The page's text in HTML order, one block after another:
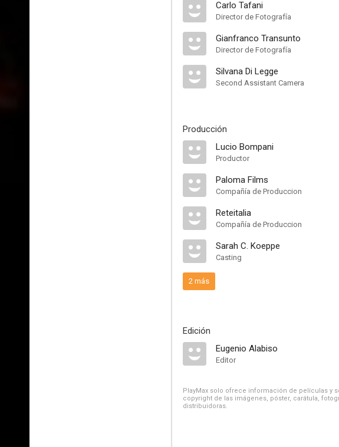
Carlo Tafani
Director de Fotografía
Gianfranco Transunto
Director de Fotografía
Silvana Di Legge
Second Assistant Camera
Producción
Lucio Bompani
Productor
Paloma Films
Compañía de Produccion
Reteitalia
Compañía de Produccion
Sarah C. Koeppe
Casting
2 más
Edición
Eugenio Alabiso
Editor
PlayMax solo ofrece información de películas y
copyright de las imágenes, póster, carátula,
distribuidoras.